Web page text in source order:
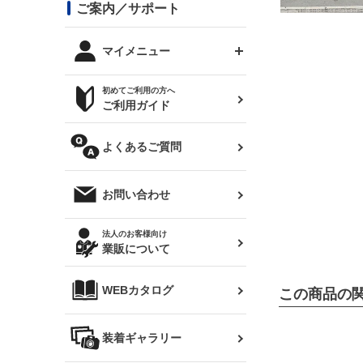
カナード
外装・補修パーツ
オリジンアーム(足回り)
レンズ
マフラー
リアウイング
リアゲート
メンテナンスパーツ
DTM:exclusive
まつど家 鉄八
JZX110 マークⅡ
ハイエース
レビン
トレノ
マークX
クラウン
クラウンマジェスタ
アリスト
シルビア S14 前期
シルビア S15
180SX
ワンビア
Z32 フェアレディZ
RX-7
スバル
BRZ
レクサス
三菱
デリカ D:5
軽自動車
汎用
コンバットアイ用ライト
オプションタイヤ
サマータイヤ
ジムニー用タイヤ
ハイエース・バン用タイ
ホイールナット
ステッカー
トップス(半袖)
トップス(長袖)
パーカー
オーバーオール(つなぎ)
タオル
帽子
バッグ
ご案内／サポート
マイメニュー
ログインする
お気に入りリスト
クーポンを見る
閲覧履歴
ニュースレターお申し込み
初めてご利用の方へ
ご利用ガイド
よくあるご質問
お問い合わせ
法人のお客様向け
業販について
WEBカタログ
装着ギャラリー
この商品の